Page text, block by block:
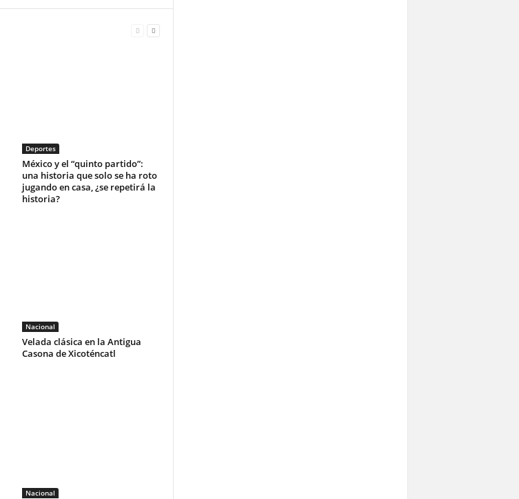
Deportes
México y el “quinto partido”:
una historia que solo se ha roto
jugando en casa, ¿se repetirá la
historia?
Nacional
Velada clásica en la Antigua
Casona de Xicoténcatl
Nacional